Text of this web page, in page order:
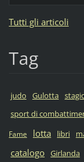
Tutti gli articoli
Tag
judo Gulotta
sport di
Fame
lotta libri
catalogo Girlanda